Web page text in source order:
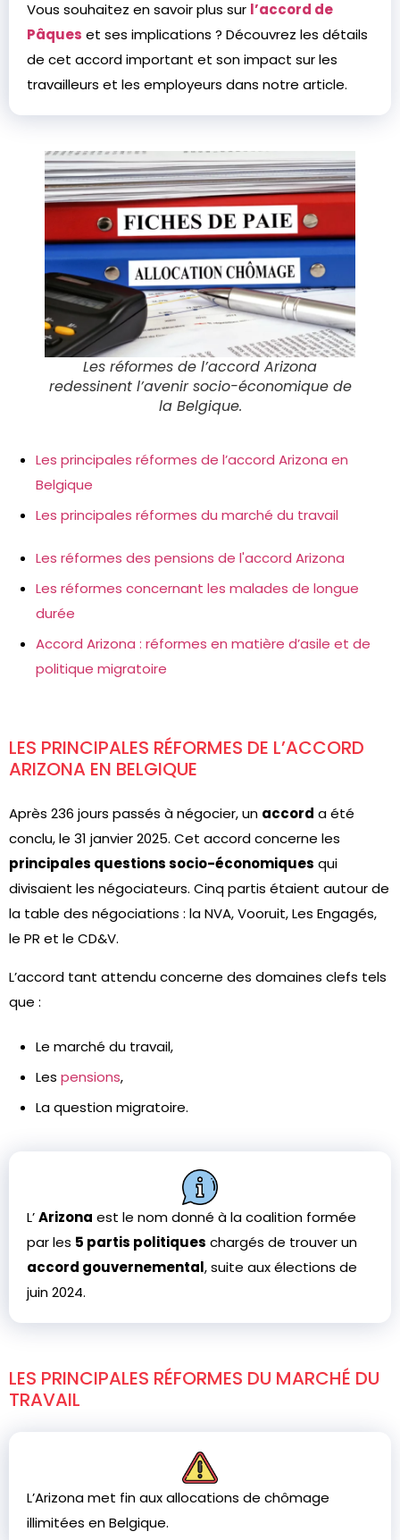
Vous souhaitez en savoir plus sur l’accord de
Pâques et ses implications ? Découvrez les détails
de cet accord important et son impact sur les
travailleurs et les employeurs dans notre article.
Les réformes de l’accord Arizona
redessinent l’avenir socio-économique de
la Belgique.
Les principales réformes de l’accord Arizona en
Belgique
Les principales réformes du marché du travail
Les réformes des pensions de l'accord Arizona
Les réformes concernant les malades de longue
durée
Accord Arizona : réformes en matière d’asile et de
politique migratoire
LES PRINCIPALES RÉFORMES DE L’ACCORD
ARIZONA EN BELGIQUE
Après 236 jours passés à négocier, un accord a été
conclu, le 31 janvier 2025. Cet accord concerne les
principales questions socio-économiques qui
divisaient les négociateurs. Cinq partis étaient autour de
la table des négociations : la NVA, Vooruit, Les Engagés,
le PR et le CD&V.
L’accord tant attendu concerne des domaines clefs tels
que :
Le marché du travail,
Les pensions,
La question migratoire.
L’Arizona est le nom donné à la coalition formée
par les 5 partis politiques chargés de trouver un
accord gouvernemental, suite aux élections de
juin 2024.
LES PRINCIPALES RÉFORMES DU MARCHÉ DU
TRAVAIL
L’Arizona met fin aux allocations de chômage
illimitées en Belgique.